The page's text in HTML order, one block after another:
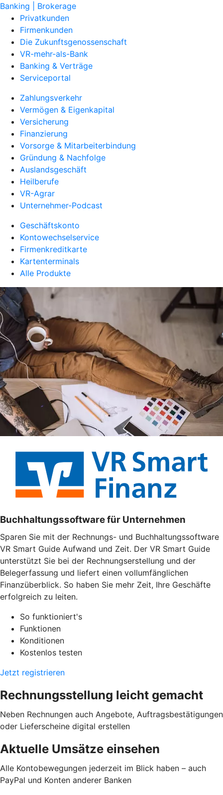
Banking | Brokerage
Privatkunden
Firmenkunden
Die Zukunftsgenossenschaft
VR-mehr-als-Bank
Banking & Verträge
Serviceportal
Zahlungsverkehr
Vermögen & Eigenkapital
Versicherung
Finanzierung
Vorsorge & Mitarbeiterbindung
Gründung & Nachfolge
Auslandsgeschäft
Heilberufe
VR-Agrar
Unternehmer-Podcast
Geschäftskonto
Kontowechselservice
Firmenkreditkarte
Kartenterminals
Alle Produkte
Buchhaltungssoftware für Unternehmen
Sparen Sie mit der Rechnungs- und Buchhaltungssoftware
VR Smart Guide Aufwand und Zeit. Der VR Smart Guide
unterstützt Sie bei der Rechnungserstellung und der
Belegerfassung und liefert einen vollumfänglichen
Finanzüberblick. So haben Sie mehr Zeit, Ihre Geschäfte
erfolgreich zu leiten.
So funktioniert's
Funktionen
Konditionen
Kostenlos testen
Jetzt registrieren
Rechnungsstellung leicht gemacht
Neben Rechnungen auch Angebote, Auftragsbestätigungen
oder Lieferscheine digital erstellen
Aktuelle Umsätze einsehen
Alle Kontobewegungen jederzeit im Blick haben – auch
PayPal und Konten anderer Banken